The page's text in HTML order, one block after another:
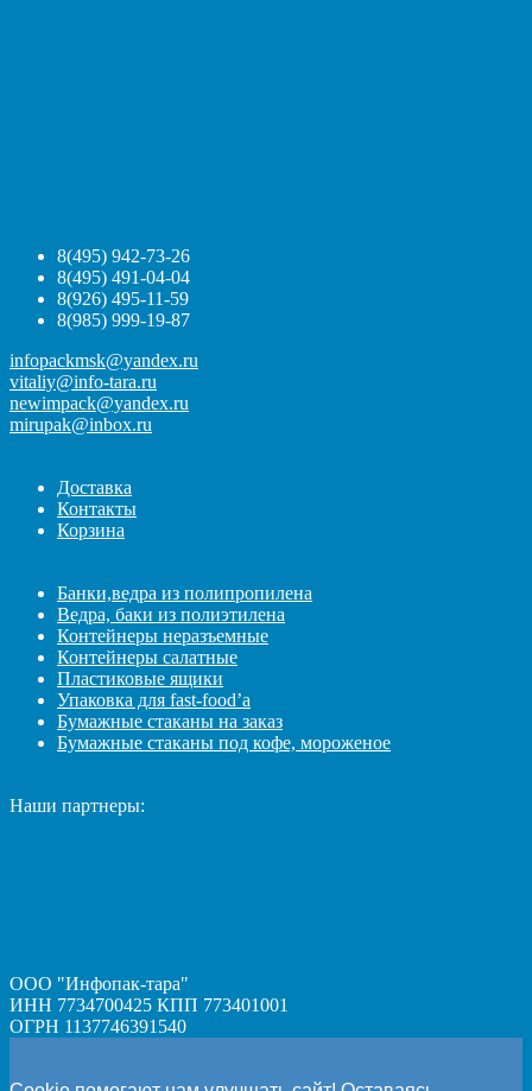
8(495) 942-73-26
8(495) 491-04-04
8(926) 495-11-59
8(985) 999-19-87
infopackmsk@yandex.ru
vitaliy@info-tara.ru
newimpack@yandex.ru
mirupak@inbox.ru
Доставка
Контакты
Корзина
Банки,ведра из полипропилена
Ведра, баки из полиэтилена
Контейнеры неразъемные
Контейнеры салатные
Пластиковые ящики
Упаковка для fast-food’а
Бумажные стаканы на заказ
Бумажные стаканы под кофе, мороженое
Наши партнеры:
ООО "Инфопак-тара"
ИНН 7734700425 КПП 773401001
ОГРН 1137746391540